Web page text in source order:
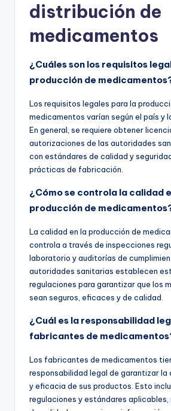
distribución de
medicamentos
¿Cuáles son los requisitos
producción de
Los requisitos legales para la
medicamentos varían según el país y
En general, se requiere obtener
autorizaciones de las autoridades
con estándares de calidad y
prácticas de fabricación.
¿Cómo se controla la calidad
producción de
La calidad en la producción de
controla a través de inspecciones
laboratorio y auditorías de
autoridades sanitarias establecen
regulaciones para garantizar que los
sean seguros, eficaces y de calidad.
¿Cuál es la responsabilidad
fabricantes de
Los fabricantes de medicamentos
responsabilidad legal de garantizar la
y eficacia de sus productos. Esto
regulaciones y estándares aplicables,